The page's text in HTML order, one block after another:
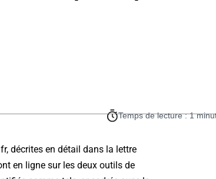
Temps de lecture : 1
décrites en détail dans la lettre
en ligne sur les deux outils de